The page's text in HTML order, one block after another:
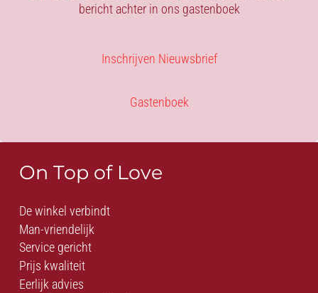
bericht achter in ons gastenboek
Inschrijven Nieuwsbrief
Gastenboek
On Top of Love
De winkel verbindt
Man-vriendelijk
Service gericht
Prijs kwaliteit
Eerlijk advies